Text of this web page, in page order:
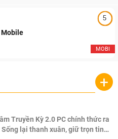
5
MOBI
Mobile
+
Truyền Kỳ 2.0 PC chính thức ra
Sống lại thanh xuân, giữ trọn tinh